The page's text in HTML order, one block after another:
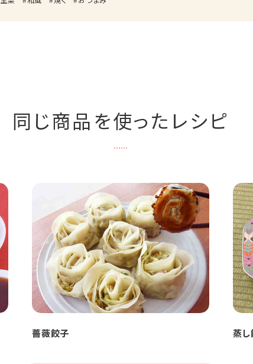
同じ商品を使ったレシピ
薔薇餃子 蒸